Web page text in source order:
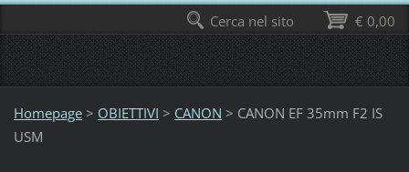
Homepage > OBIETTIVI > CANON > CANON EF 35mm F2 IS
USM
€ 0,00
Cerca nel sito